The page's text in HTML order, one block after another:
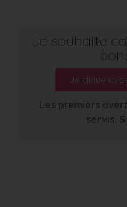
Je souhaite
Je clique ici
Les premiers
servis.